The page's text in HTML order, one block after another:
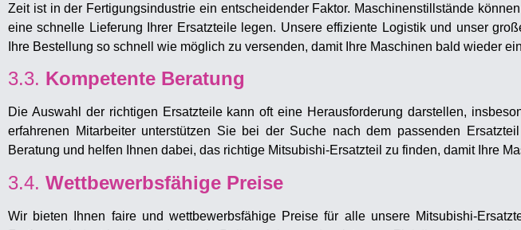
Zeit ist in der Fertigungsindustrie ein entscheidender Faktor. Maschinenstillstände
eine schnelle Lieferung Ihrer Ersatzteile legen. Unsere effiziente Logistik und unser
Ihre Bestellung so schnell wie möglich zu versenden, damit Ihre Maschinen bald wieder
3.3. Kompetente Beratung
Die Auswahl der richtigen Ersatzteile kann oft eine Herausforderung darstellen,
erfahrenen Mitarbeiter unterstützen Sie bei der Suche nach dem passenden
Beratung und helfen Ihnen dabei, das richtige Mitsubishi-Ersatzteil zu finden, damit Ihre
3.4. Wettbewerbsfähige Preise
Wir bieten Ihnen faire und wettbewerbsfähige Preise für alle unsere Mitsubishi-